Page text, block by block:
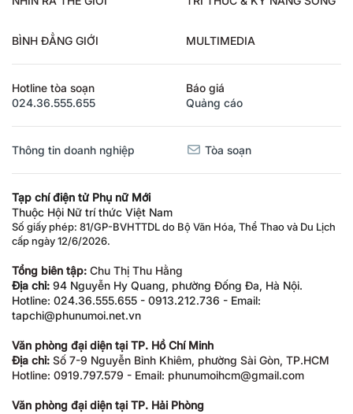
BÌNH ĐẲNG GIỚI MULTIMEDIA
Hotline tòa soạn
024.36.555.655
Báo giá
Quảng cáo
Thông tin doanh nghiệp Tòa soạn
Tạp chí điện tử Phụ nữ Mới
Thuộc Hội Nữ trí thức Việt Nam
Số giấy phép: 81/GP-BVHTTDL do Bộ Văn Hóa, Thể Thao và Du Lịch
cấp ngày 12/6/2026.
Tổng biên tập: Chu Thị Thu Hằng
Địa chỉ: 94 Nguyễn Hy Quang, phường Đống Đa, Hà Nội.
Hotline: 024.36.555.655 - 0913.212.736 - Email:
tapchi@phunumoi.net.vn
Văn phòng đại diện tại TP. Hồ Chí Minh
Địa chỉ: Số 7-9 Nguyễn Bỉnh Khiêm, phường Sài Gòn, TP.HCM
Hotline: 0919.797.579 - Email: phunumoihcm@gmail.com
Văn phòng đại diện tại TP. Hải Phòng